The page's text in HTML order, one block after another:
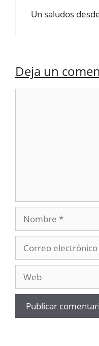
Un saludos
Deja un
Nombre
electrónico